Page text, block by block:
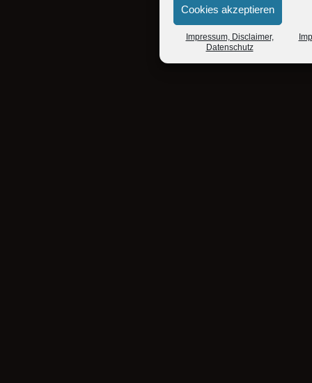
Cookies akzeptieren
Impressum, Disclaimer,
Datenschutz